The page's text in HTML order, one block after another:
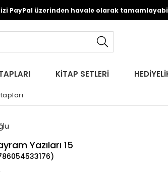
PayPal üzerinden havale olarak
KİTAP SETLERİ
Yazıları 15